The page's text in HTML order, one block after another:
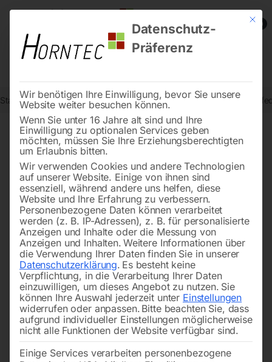
0
Start Schweisstechnologie Schweißinverter-Multifunktion
Mit
Datenschutz-
Präferenz
Wir benötigen Ihre Einwilligung, bevor Sie unsere
Website weiter besuchen können.
Wenn Sie unter 16 Jahre alt sind und Ihre
Einwilligung zu optionalen Services geben
möchten, müssen Sie Ihre Erziehungsberechtigten
um Erlaubnis bitten.
Wir verwenden Cookies und andere Technologien
auf unserer Website. Einige von ihnen sind
essenziell, während andere uns helfen, diese
Website und Ihre Erfahrung zu verbessern.
Personenbezogene Daten können verarbeitet
werden (z. B. IP-Adressen), z. B. für personalisierte
Anzeigen und Inhalte oder die Messung von
Anzeigen und Inhalten. Weitere Informationen über
die Verwendung Ihrer Daten finden Sie in unserer
Datenschutzerklärung. Es besteht keine
Verpflichtung, in die Verarbeitung Ihrer Daten
einzuwilligen, um dieses Angebot zu nutzen. Sie
können Ihre Auswahl jederzeit unter Einstellungen
widerrufen oder anpassen. Bitte beachten Sie, dass
aufgrund individueller Einstellungen möglicherweise
nicht alle Funktionen der Website verfügbar sind.
Einige Services verarbeiten personenbezogene